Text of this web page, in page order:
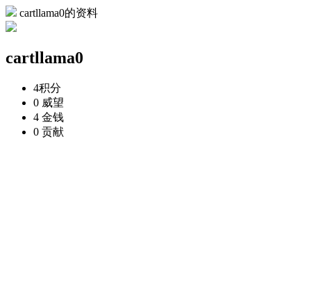
cartllama0的资料
cartllama0
4积分
0 威望
4 金钱
0 贡献